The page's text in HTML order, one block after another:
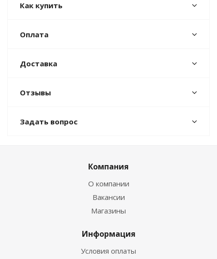
Как купить
Оплата
Доставка
Отзывы
Задать вопрос
Компания
О компании
Вакансии
Магазины
Информация
Условия оплаты